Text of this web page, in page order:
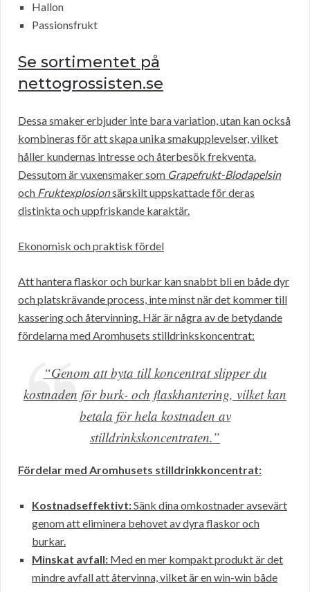
Hallon
Passionsfrukt
Se sortimentet på
nettogrossisten.se
Dessa smaker erbjuder inte bara variation, utan kan också
kombineras för att skapa unika smakupplevelser, vilket
håller kundernas intresse och återbesök frekventa.
Dessutom är vuxensmaker som Grapefrukt-Blodapelsin
och Fruktexplosionsärskilt uppskattade för deras
distinkta och uppfriskande karaktär.
Ekonomisk och praktisk fördel
Att hantera flaskor och burkar kan snabbt bli en både dyr
och platskrävande process, inte minst när det kommer till
kassering och återvinning. Här är några av de betydande
fördelarna med Aromhusets stilldrinkskoncentrat:
“Genom att byta till koncentrat slipper du
kostnaden för burk- och flaskhantering, vilket kan
betala för hela kostnaden av
stilldrinkskoncentraten.”
Fördelar med Aromhusets stilldrinkkoncentrat:
Kostnadseffektivt:Sänk dina omkostnader avsevärt
genom att eliminera behovet av dyra flaskor och
burkar.
Minskat avfall: Med en mer kompakt produkt är det
mindre avfall att återvinna, vilket är en win-win både